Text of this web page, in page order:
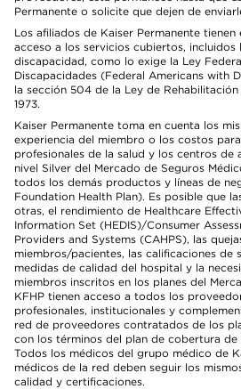
Permanente o solicite que dejen de
Los afiliados de Kaiser Permanente
acceso a los servicios cubiertos, incluidos
discapacidad, como lo exige la Ley
Discapacidades (Federal Americans with
la sección 504 de la Ley de
1973.
Kaiser Permanente toma en cuenta los
experiencia del miembro o los costos
profesionales de la salud y los centros de
nivel Silver del Mercado de Seguros
todos los demás productos y líneas de
Foundation Health Plan). Es posible que
otras, el rendimiento de Healthcare
Information Set (HEDIS)/Consumer
Providers and Systems (CAHPS), las
miembros/pacientes, las calificaciones de
medidas de calidad del hospital y la
miembros inscritos en los planes del
KFHP tienen acceso a todos los
profesionales, institucionales y
red de proveedores contratados de los
con los términos del plan de cobertura de
Todos los médicos del grupo médico de
médicos de la red deben seguir los
calidad y certificaciones.